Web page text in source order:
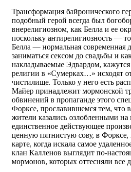
Трансформация байронического
подобный герой всегда был
внерелигиозном, как Белла и ее
поскольку антирелигиозность —
Белла — нормальная современная
заниматься сексом до свадьбы и
накладываемые Эдвардом,
религии в «Сумерках…» исходят
чистилище. Только у него есть
Майер принадлежит мормонской
обвинений в пропаганде этого
Форксе, прославившемся тем, что
жители казались озлобленными
единственное действующее
ценную пятнистую сову, в
карте, когда искала самое
клан Калленов выглядит по-
мормонов, которых оттесняли все